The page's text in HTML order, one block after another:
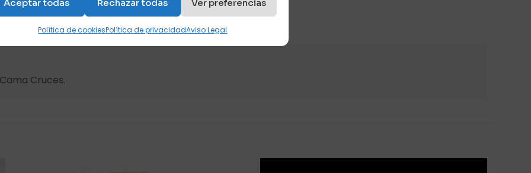
Aceptar todas Rechazar todas Ver preferencias
Política de cookiesPolítica de privacidadAviso Legal
Cruces.